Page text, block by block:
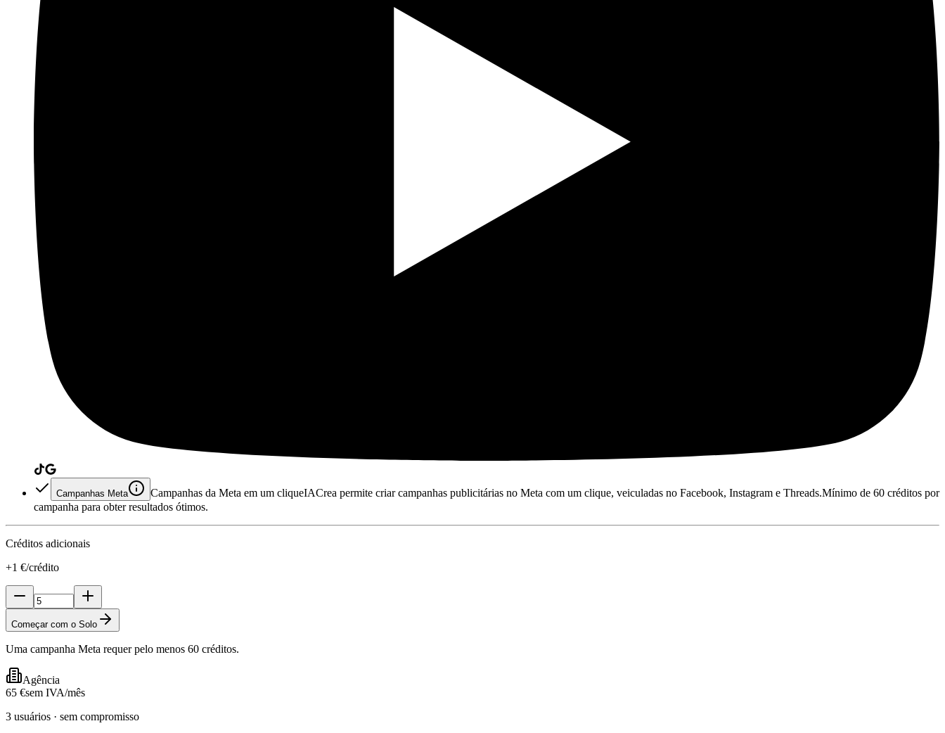
Campanhas Meta Campanhas da Meta em um cliqueIACrea permite criar campanhas publicitárias no Meta com um clique, veiculadas no Facebook, Instagram e Threads.Mínimo de 60 créditos por
campanha para obter resultados ótimos.
Créditos adicionais
+1 €/crédito
Começar com o Solo
Uma campanha Meta requer pelo menos 60 créditos.
Agência
65 €sem IVA/mês
3 usuários · sem compromisso